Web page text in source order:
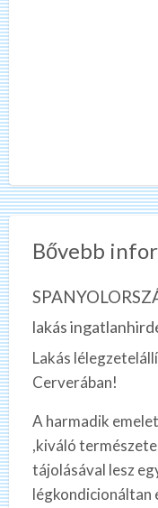
Bővebb
lakás
Lakás
Cerverában!
A harmadik
,kiváló
tájolásával lesz
légkondicionáltan